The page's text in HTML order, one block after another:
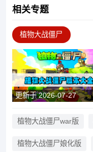
相关专题
植物大战僵尸
更新于 2026-07-27
植物大战僵尸war版
植物大战僵尸娘化版